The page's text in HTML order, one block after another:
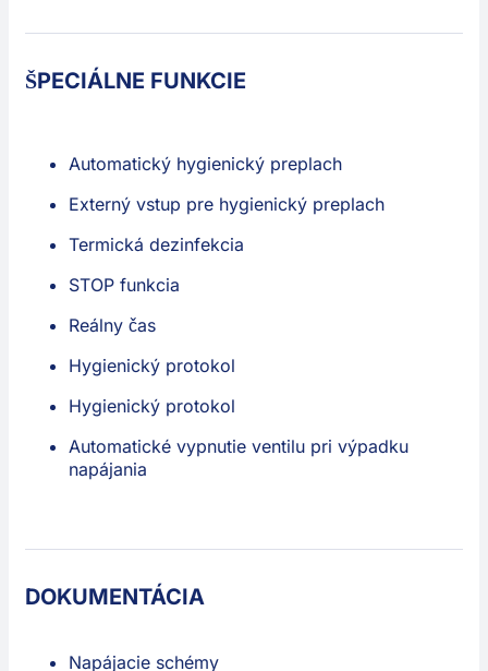
ŠPECIÁLNE FUNKCIE
Automatický hygienický preplach
Externý vstup pre hygienický preplach
Termická dezinfekcia
STOP funkcia
Reálny čas
Hygienický protokol
Hygienický protokol
Automatické vypnutie ventilu pri výpadku
napájania
DOKUMENTÁCIA
Napájacie schémy